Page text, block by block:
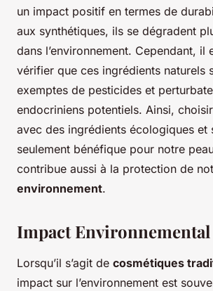
un impact positif en termes de
aux synthétiques, ils se dégradent
dans l’environnement. Cependant, il
vérifier que ces ingrédients naturels
exemptes de pesticides et
endocriniens potentiels. Ainsi,
avec des ingrédients écologiques et
seulement bénéfique pour notre
contribue aussi à la protection de
environnement.
Impact Environnemental
Lorsqu’il s’agit de cosmétiques
impact sur l’environnement est